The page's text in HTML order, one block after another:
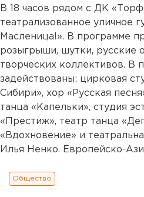
В 18 часов рядом с ДК
театрализованное уличное
Масленица!». В программе
розыгрыши, шутки, русские
творческих коллективов. В
задействованы: цирковая
Сибири», хор «Русская
танца «Капельки», студия
«Престиж», театр танца
«Вдохновение» и
Илья Ненко. Европейско-
Общество